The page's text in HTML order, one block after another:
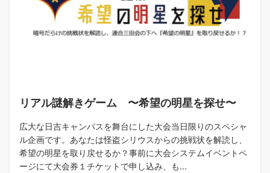
リアル謎解きゲーム 〜希望の明星を探せ〜
広大な日吉キャンパスを舞台にした大会当日限りのスペシャ
ル企画です。あなたは怪盗シリウスからの挑戦状を解読し、
希望の明星を取り戻せるか？事前に大会システムイベントペ
ージにて大会券１チケットで申し込み、も...